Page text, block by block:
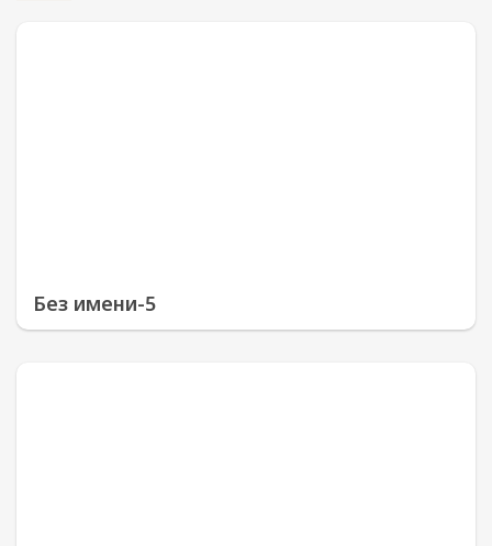
Без имени-5